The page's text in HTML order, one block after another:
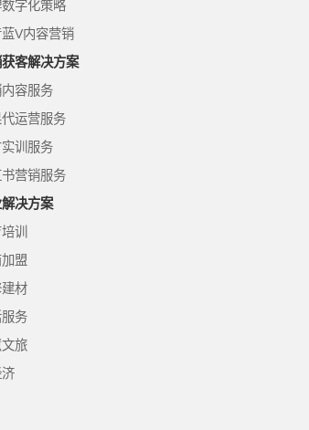
字化策略
V内容营销
客解决方案
容服务
运营服务
实训服务
营销服务
决方案
训
盟
材
务
旅